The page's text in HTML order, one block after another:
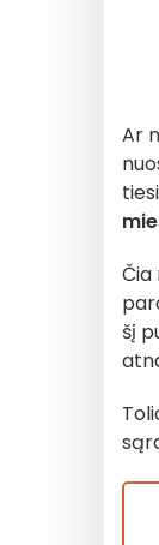
Ar
Čia
šį